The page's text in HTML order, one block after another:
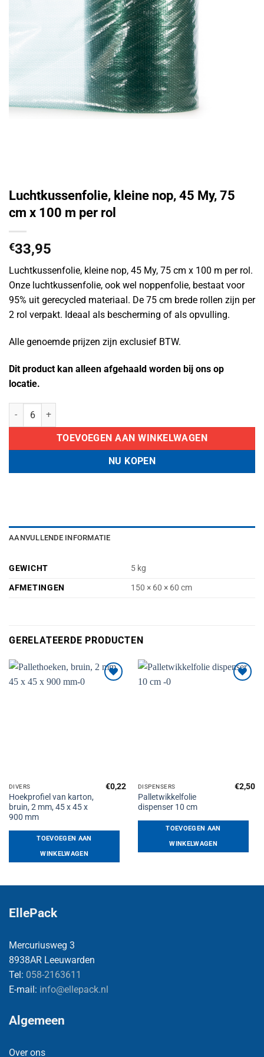
Luchtkussenfolie, kleine nop, 45 My, 75
cm x 100 m per rol
€33,95
Luchtkussenfolie, kleine nop, 45 My, 75 cm x 100 m per rol.
Onze luchtkussenfolie, ook wel noppenfolie, bestaat voor
95% uit gerecycled materiaal. De 75 cm brede rollen zijn per
2 rol verpakt. Ideaal als bescherming of als opvulling.
Alle genoemde prijzen zijn exclusief BTW.
Dit product kan alleen afgehaald worden bij ons op
locatie.
Luchtkussenfolie, kleine nop, 45 My, 75 cm x 100 m per rol aantal
TOEVOEGEN AAN WINKELWAGEN
NU KOPEN
AANVULLENDE INFORMATIE
GEWICHT
5 kg
AFMETINGEN
150 × 60 × 60 cm
GERELATEERDE PRODUCTEN
DIVERS
Hoekprofiel van karton,
bruin, 2 mm, 45 x 45 x
900 mm
€0,22
TOEVOEGEN AAN
WINKELWAGEN
DISPENSERS
Palletwikkelfolie
dispenser 10 cm
€2,50
TOEVOEGEN AAN
WINKELWAGEN
EllePack
Mercuriusweg 3
8938AR Leeuwarden
Tel: 058-2163611
E-mail: info@ellepack.nl
Algemeen
Over ons